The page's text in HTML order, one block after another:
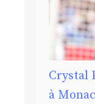
Crystal
à